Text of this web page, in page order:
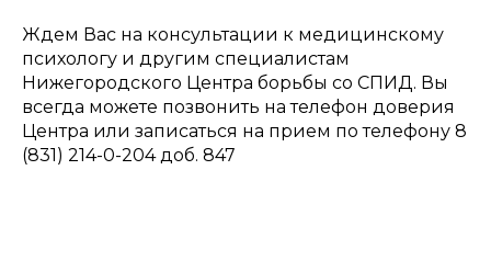
Ждем Вас на консультации к медицинскому
психологу и другим специалистам
Нижегородского Центра борьбы со СПИД. Вы
всегда можете позвонить на телефон доверия
Центра или записаться на прием по телефону 8
(831) 214-0-204 доб. 847